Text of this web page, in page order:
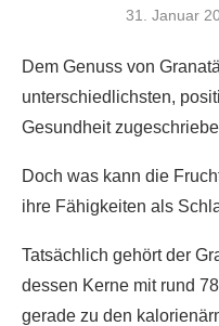
31. Januar
Dem Genuss von
unterschiedlichsten,
Gesundheit
Doch was kann die
ihre Fähigkeiten als
Tatsächlich gehört der
dessen Kerne mit rund
gerade zu den